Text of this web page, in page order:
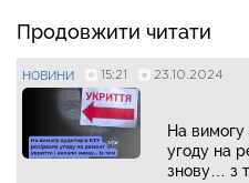
Продовжити читати
НОВИНИ 15:21 23.10.2024
На вимогу
угоду на
знову… з